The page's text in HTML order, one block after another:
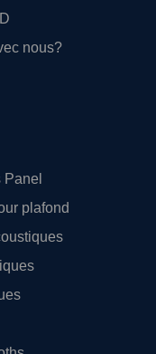
nous?
plafond